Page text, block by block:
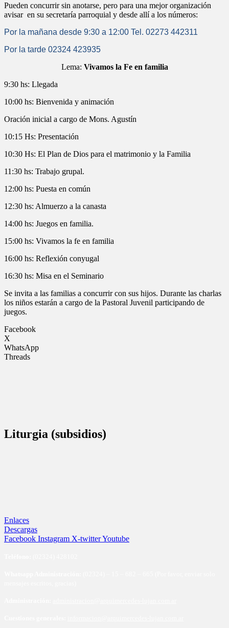
Pueden concurrir sin anotarse, pero para una mejor organización
avisar en su secretaría parroquial y desde allí a los números:
Por la mañana desde 9:30 a 12:00 Tel. 02273 442311
Por la tarde 02324 423935
Lema: Vivamos la Fe en familia
9:30 hs: Llegada
10:00 hs: Bienvenida y animación
Oración inicial a cargo de Mons. Agustín
10:15 Hs: Presentación
10:30 Hs: El Plan de Dios para el matrimonio y la Familia
11:30 hs: Trabajo grupal.
12:00 hs: Puesta en común
12:30 hs: Almuerzo a la canasta
14:00 hs: Juegos en familia.
15:00 hs: Vivamos la fe en familia
16:00 hs: Reflexión conyugal
16:30 hs: Misa en el Seminario
Se invita a las familias a concurrir con sus hijos. Durante las charlas
los niños estarán a cargo de la Pastoral Juvenil participando de
juegos.
Facebook
X
WhatsApp
Threads
Liturgia (subsidios)
Enlaces
Descargas
Facebook Instagram X-twitterYoutube